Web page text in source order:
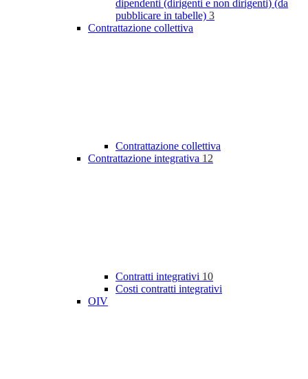
dipendenti (dirigenti e non dirigenti) (da
pubblicare in tabelle) 3
Contrattazione collettiva
Contrattazione collettiva
Contrattazione integrativa 12
Contratti integrativi 10
Costi contratti integrativi
OIV